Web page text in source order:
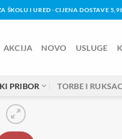
ŠKOLU I URED -CIJENA DOSTAVE
AKCIJA NOVO USLUGE
PRIBOR TORBE I